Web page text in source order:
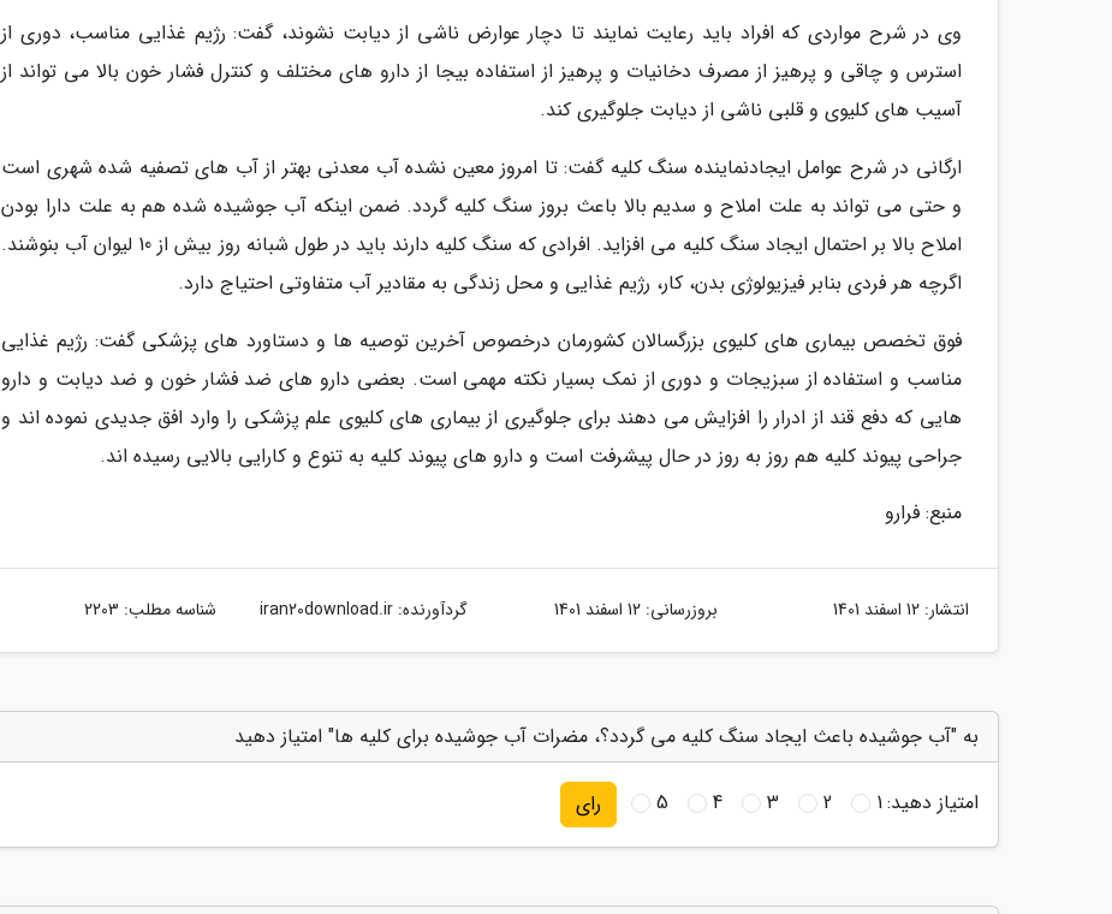
وی در شرح مواردی که افراد باید رعایت نمایند تا دچار عوارض ناشی از دیابت نشوند، گفت: رژیم غذایی مناسب، دوری از
استرس و چاقی و پرهیز از مصرف دخانیات و پرهیز از استفاده بیجا از دارو های مختلف و کنترل فشار خون بالا می تواند از
آسیب های کلیوی و قلبی ناشی از دیابت جلوگیری کند.
ارگانی در شرح عوامل ایجادنماینده سنگ کلیه گفت: تا امروز معین نشده آب معدنی بهتر از آب های تصفیه شده شهری است
و حتی می تواند به علت املاح و سدیم بالا باعث بروز سنگ کلیه گردد. ضمن اینکه آب جوشیده شده هم به علت دارا بودن
املاح بالا بر احتمال ایجاد سنگ کلیه می افزاید. افرادی که سنگ کلیه دارند باید در طول شبانه روز بیش از 10 لیوان آب بنوشند.
اگرچه هر فردی بنابر فیزیولوژی بدن، کار، رژیم غذایی و محل زندگی به مقادیر آب متفاوتی احتیاج دارد.
فوق تخصص بیماری های کلیوی بزرگسالان کشورمان درخصوص آخرین توصیه ها و دستاورد های پزشکی گفت: رژیم غذایی
مناسب و استفاده از سبزیجات و دوری از نمک بسیار نکته مهمی است. بعضی دارو های ضد فشار خون و ضد دیابت و دارو
هایی که دفع قند از ادرار را افزایش می دهند برای جلوگیری از بیماری های کلیوی علم پزشکی را وارد افق جدیدی نموده اند و
جراحی پیوند کلیه هم روز به روز در حال پیشرفت است و دارو های پیوند کلیه به تنوع و کارایی بالایی رسیده اند.
منبع: فرارو
انتشار: 12 اسفند 1401 بروزرسانی: 12 اسفند 1401 گردآورنده:iran20download.ir شناسه مطلب: 2203
به "آب جوشیده باعث ایجاد سنگ کلیه می گردد؟، مضرات آب جوشیده برای کلیه ها" امتیاز دهید
امتیاز دهید:1
2
3
4
5 رای